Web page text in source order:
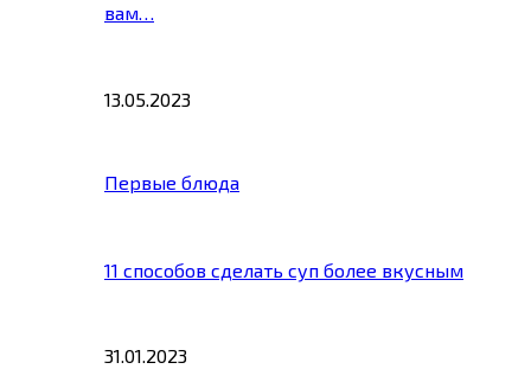
вам…
13.05.2023
Первые блюда
11 способов сделать суп более вкусным
31.01.2023